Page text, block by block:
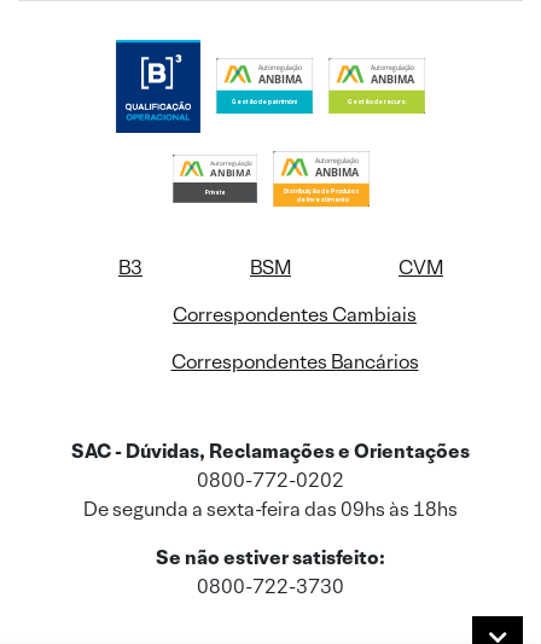
B3 BSM
CVM
Correspondentes Cambiais
Correspondentes Bancários
SAC - Dúvidas, Reclamações e Orientações
0800-772-0202
De segunda a sexta-feira das 09hs às 18hs
Se não estiver satisfeito:
0800-722-3730